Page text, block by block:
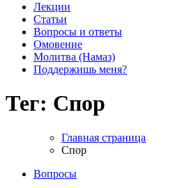
Лекции
Статьи
Вопросы и ответы
Омовение
Молитва (Намаз)
Поддержишь меня?
Тег: Спор
Главная страница
Спор
Вопросы